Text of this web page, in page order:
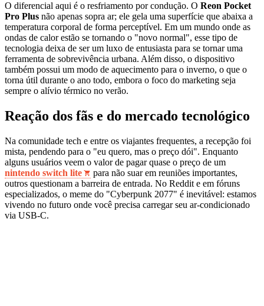
O diferencial aqui é o resfriamento por condução. O Reon Pocket
Pro Plus não apenas sopra ar; ele gela uma superfície que abaixa a
temperatura corporal de forma perceptível. Em um mundo onde as
ondas de calor estão se tornando o "novo normal", esse tipo de
tecnologia deixa de ser um luxo de entusiasta para se tornar uma
ferramenta de sobrevivência urbana. Além disso, o dispositivo
também possui um modo de aquecimento para o inverno, o que o
torna útil durante o ano todo, embora o foco do marketing seja
sempre o alívio térmico no verão.
Reação dos fãs e do mercado tecnológico
Na comunidade tech e entre os viajantes frequentes, a recepção foi
mista, pendendo para o "eu quero, mas o preço dói". Enquanto
alguns usuários veem o valor de pagar quase o preço de um
nintendo switch lite
para não suar em reuniões importantes,
outros questionam a barreira de entrada. No Reddit e em fóruns
especializados, o meme do "Cyberpunk 2077" é inevitável: estamos
vivendo no futuro onde você precisa carregar seu ar-condicionado
via USB-C.